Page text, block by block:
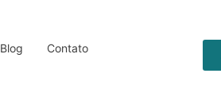
Blog Contato